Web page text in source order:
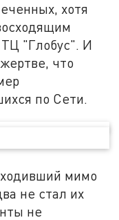
хотя
ТЦ "Глобус". И
что
по Сети.
мимо
не стал их
не